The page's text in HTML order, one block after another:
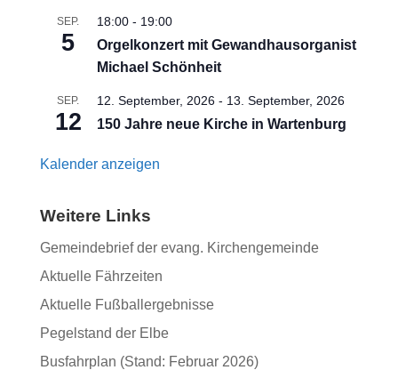
SEP.
5
18:00- 19:00
Orgelkonzert mit Gewandhausorganist
Michael Schönheit
SEP.
12
12. September, 2026- 13. September, 2026
150 Jahre neue Kirche in Wartenburg
Kalender anzeigen
Weitere Links
Gemeindebrief der evang. Kirchengemeinde
Aktuelle Fährzeiten
Aktuelle Fußballergebnisse
Pegelstand der Elbe
Busfahrplan (Stand: Februar 2026)